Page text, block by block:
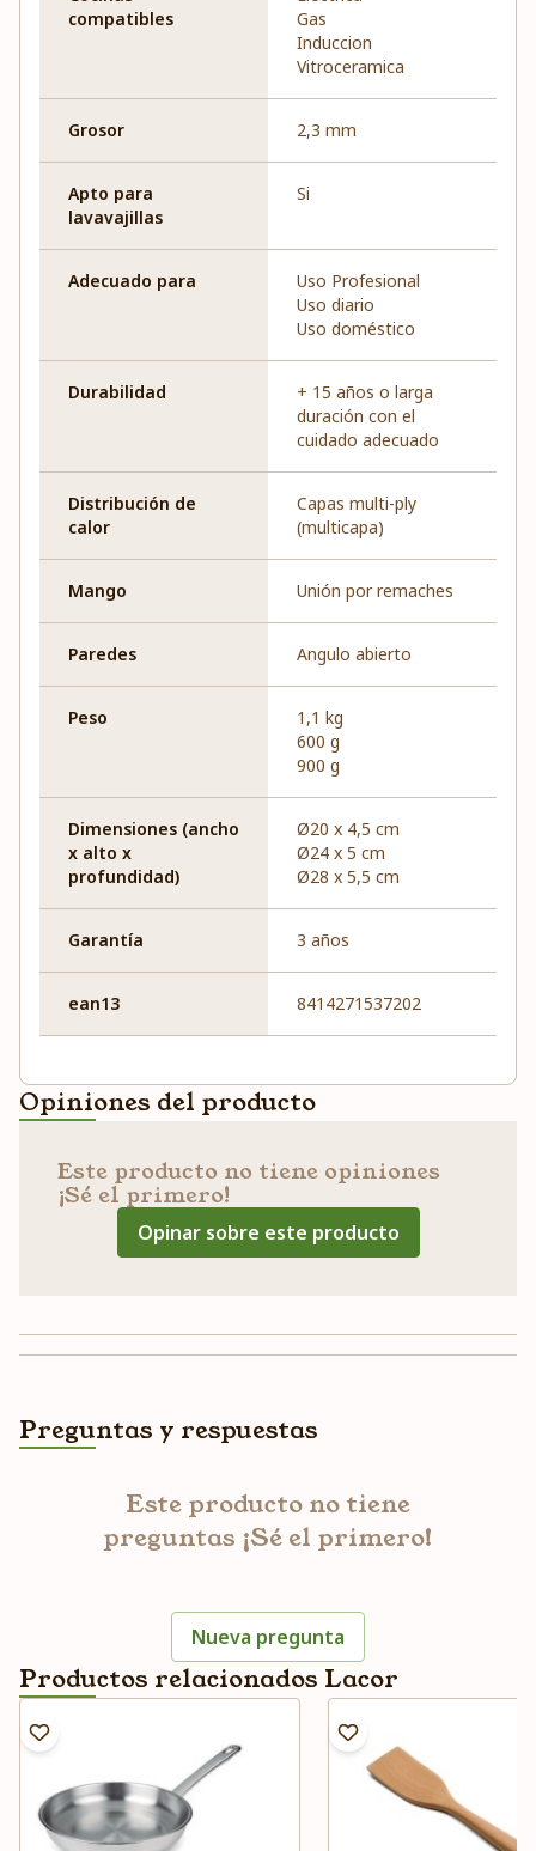
compatibles
Gas
Induccion
Vitroceramica
Grosor 2,3 mm
Apto para
lavavajillas
Si
Adecuado para
Uso Profesional
Uso diario
Uso doméstico
Durabilidad
+ 15 años o larga
duración con el
cuidado adecuado
Distribución de
calor
Capas multi-ply
(multicapa)
Mango Unión por remaches
Paredes Angulo abierto
Peso
1,1 kg
600 g
900 g
Dimensiones (ancho
x alto x
profundidad)
Ø20 x 4,5 cm
Ø24 x 5 cm
Ø28 x 5,5 cm
Garantía 3 años
ean13 8414271537202
Opiniones del producto
Este producto no tiene opiniones
¡Sé el primero!
Opinar sobre este producto
Preguntas y respuestas
Este producto no tiene
preguntas ¡Sé el primero!
Nueva pregunta
Productos relacionados Lacor